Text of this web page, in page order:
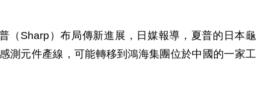
（Sharp）布局傳新進展，日媒報導，夏普的日本龜
測元件產線，可能轉移到鴻海集團位於中國的一家工